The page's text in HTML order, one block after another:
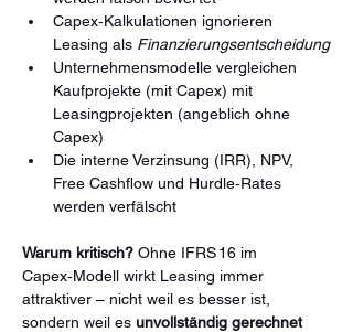
Capex‑Kalkulationen ignorieren
Leasing als Finanzierungsentscheidung
Unternehmensmodelle vergleichen
Kaufprojekte (mit Capex) mit
Leasingprojekten (angeblich ohne
Capex)
Die interne Verzinsung (IRR), NPV,
Free Cashflow und Hurdle‑Rates
werden verfälscht
Warum kritisch? Ohne IFRS 16 im
Capex‑Modell wirkt Leasing immer
attraktiver – nicht weil es besser ist,
sondern weil es unvollständig gerechnet